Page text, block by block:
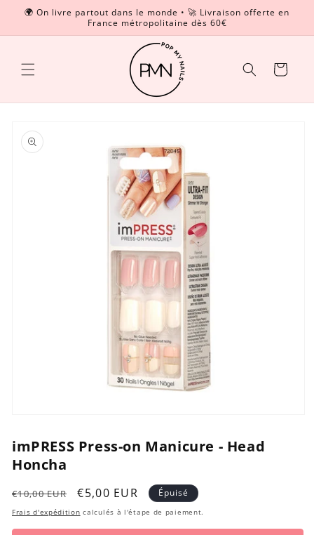
Privacy
passer
🌍 On livre partout dans le monde • 🚀 Livraison offerte en
France métropolitaine dès 60€
Panier
informations
produits
média
1
dans
une
modale
imPRESS Press-on Manicure - Head
Honcha
Prix
habituel
€10,00 EUR
Prix
promotionnel
€5,00 EUR Épuisé
Frais d'expédition calculés à l'étape de paiement.